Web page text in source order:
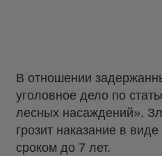
В отношении
уголовное дело по
лесных насаждений».
грозит наказание в
сроком до 7 лет.